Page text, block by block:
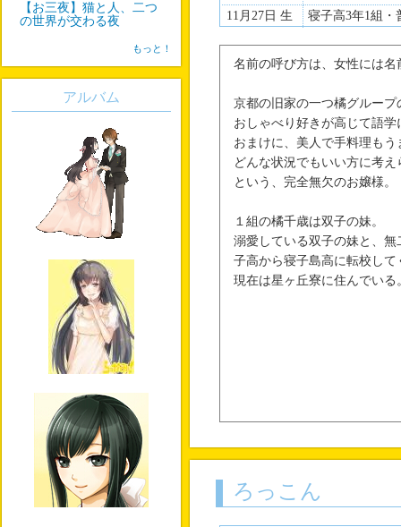
11月27日 生
寝子高3年1組・
名前の呼び方は、女性には
京都の旧家の一つ橘グルー
おしゃべり好きが高じて語学
おまけに、美人で手料理もう
どんな状況でもいい方に考
という、完全無欠のお嬢様。
１組の橘千歳は双子の妹。
溺愛している双子の妹と、
子高から寝子島高に転校し
現在は星ヶ丘寮に住んでいる
ろっこん
【お三夜】猫と人、二つ
の世界が交わる夜
もっと！
アルバム